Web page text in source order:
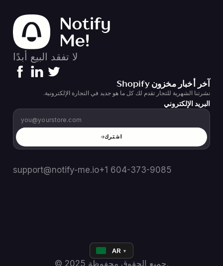
لا تفقد البيع أبدًا
آخر أخبار مخزون Shopify
نشرتنا الشهرية للتجار تقدم لك كل ما هو جديد في التجارة الإلكترونية.
البريد الإلكتروني
اشترك
support@notify-me.io+1 604-373-9085
AR ▼
© 2025 جميع الحقوق محفوظة.